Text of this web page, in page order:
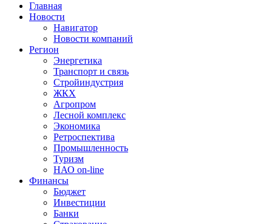
Главная
Новости
Навигатор
Новости компаний
Регион
Энергетика
Транспорт и связь
Стройиндустрия
ЖКХ
Агропром
Лесной комплекс
Экономика
Ретроспектива
Промышленность
Туризм
НАО on-line
Финансы
Бюджет
Инвестиции
Банки